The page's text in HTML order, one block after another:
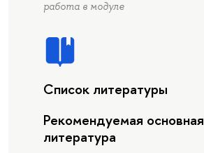
работа в модуле
Список литературы
Рекомендуемая основная
литература